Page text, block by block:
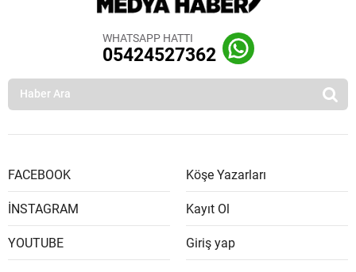
WHATSAPP HATTI
05424527362
FACEBOOK
İNSTAGRAM
YOUTUBE
Köşe Yazarları
Kayıt Ol
Giriş yap